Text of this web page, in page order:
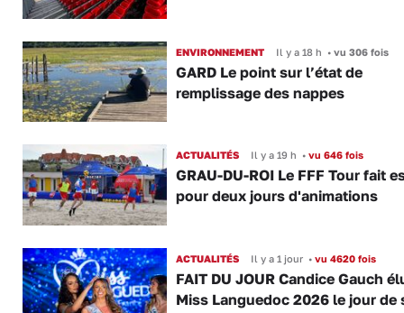
ENVIRONNEMENT Il y a 18 h •vu 306 fois
GARD Le point sur l’état de
remplissage des nappes
ACTUALITÉS Il y a 19 h •vu 646 fois
GRAU-DU-ROI Le FFF Tour fait
pour deux jours d'animations
ACTUALITÉS Il y a 1 jour •vu 4620 fois
FAIT DU JOUR Candice Gauch
Miss Languedoc 2026 le jour de